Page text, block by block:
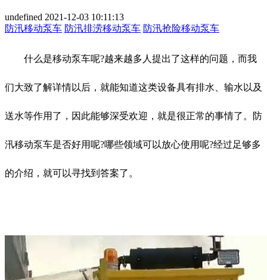
undefined 2021-12-03 10:11:13
防汛移动泵车 防汛排涝移动泵车 防汛抢险移动泵车
什么是移动泵车呢?越来越多人提出了这样的问题，而我
们大致了解详情以后，就能知道这类设备具有排水、输水以及
送水等作用了，因此能够深受欢迎，就是很正常的事情了。防
汛移动泵车是否好用呢?哪些领域可以放心使用呢?经过足够多
的介绍，就可以寻找到答案了。